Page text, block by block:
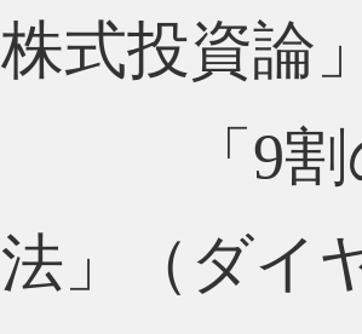
株式投資論
「9割の
法」（ダイ